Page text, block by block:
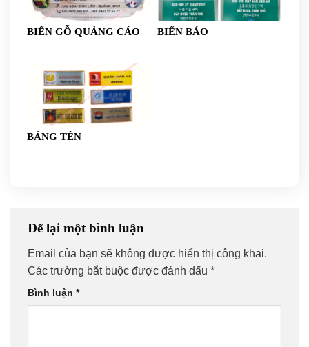
BIỂN GỖ QUẢNG CÁO BIỂN BÁO
BẢNG TÊN
Để lại một bình luận
Email của bạn sẽ không được hiển thị công khai.
Các trường bắt buộc được đánh dấu *
Bình luận *